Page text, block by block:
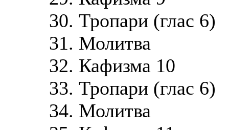
30. Тропари (глас 6)
31. Молитва
32. Кафизма 10
33. Тропари (глас 6)
34. Молитва